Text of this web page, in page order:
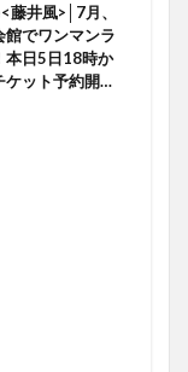
藤井風>│7月、
館でワンマンラ
本日5日18時か
ケット予約開始